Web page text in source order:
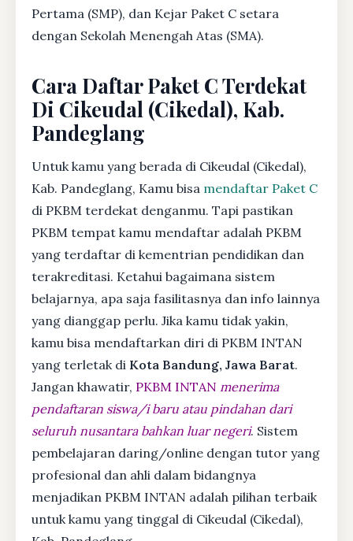
Pertama (SMP), dan Kejar Paket C setara
dengan Sekolah Menengah Atas (SMA).
Cara Daftar Paket C Terdekat
Di Cikeudal (Cikedal), Kab.
Pandeglang
Untuk kamu yang berada di Cikeudal (Cikedal),
Kab. Pandeglang, Kamu bisa mendaftar Paket C
di PKBM terdekat denganmu. Tapi pastikan
PKBM tempat kamu mendaftar adalah PKBM
yang terdaftar di kementrian pendidikan dan
terakreditasi. Ketahui bagaimana sistem
belajarnya, apa saja fasilitasnya dan info lainnya
yang dianggap perlu. Jika kamu tidak yakin,
kamu bisa mendaftarkan diri di PKBM INTAN
yang terletak di Kota Bandung, Jawa Barat.
Jangan khawatir, PKBM INTAN menerima
pendaftaran siswa/i baru atau pindahan dari
seluruh nusantara bahkan luar negeri. Sistem
pembelajaran daring/online dengan tutor yang
profesional dan ahli dalam bidangnya
menjadikan PKBM INTAN adalah pilihan terbaik
untuk kamu yang tinggal di Cikeudal (Cikedal),